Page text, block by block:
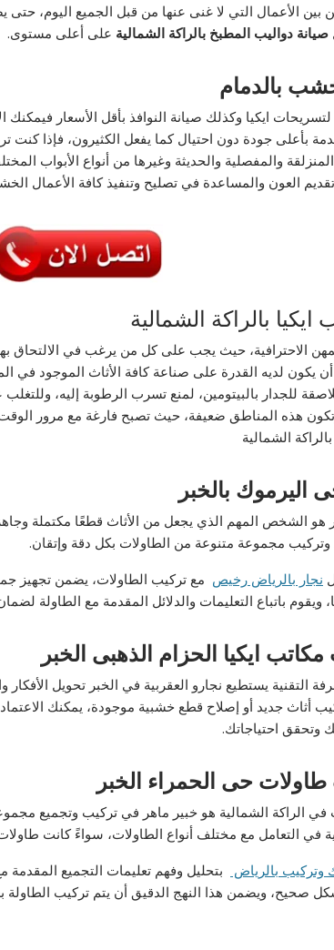
بين الأعمال التي لا غنى عنها من قبل الجميع اليوم،
صيانة دواليب المطبخ بالراكة الشمالية على أعلى مستوى.
بالدمام
ايكيا وكذلك صيانة النوافذ بأقل الأسعار فيمكنك
بأعلى جودة دون احتيال كما يفعل الكثيرون، فإذا
المنزلقة والمفصلية والحديثة وغيرها من أنواع الأبواب
العون والمساعدة في تصليح وتنفيذ كافة الأعمال
بالراكة الشمالية
الاحترافية، حيث يجب على كل من يرغب في الالتحاق
يكون لديه القدرة على صناعة كافة الأثاث الموجود في
للجدار بالبيتومين، لمنع تسرب الرطوبة إليه،
هذه المناطق ضعيفة، حيث تصبح فارغة مع مرور الوقت
الشمالية
اليرموك بالخبر
هو الشخص المهم الذي يجعل من الأثاث قطعًا مكتملة
مجموعة متنوعة من الطاولات بكل دقة وإتقان.
نجار بالرياض رخيص مع تركيب الطاولات، يضمن تجهيز
ويقوم باتباع التعليمات والدلائل المقدمة مع الطاولة
ايكيا الحزام الذهبى الخبر
التقنية يستطيع نجارو العقربية في الخبر تحويل
أثاث جديد أو إصلاح قطع خشبية موجودة، يمكنك
وتحقق احتياجاتك.
حى الحمراء الخبر
الراكة الشمالية هو خبير ماهر في تركيب وتجميع
في التعامل مع مختلف أنواع الطاولات، سواءً كانت
وتركيب بالرياض
بتحليل وفهم تعليمات التجميع
صحيح، ويضمن هذا النهج الدقيق أن يتم تركيب